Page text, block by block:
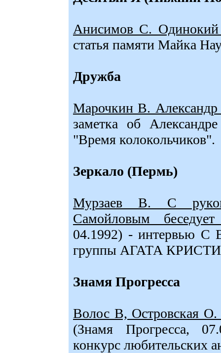
Анисимов С. Одинокий
статья памяти Майка
Дружба
Марочкин В. Александр
заметка об
"Время колокольчиков".
Зеркало (Пермь)
Мурзаев В. С
Самойловым
04.1992) - интервью С
группы АГАТА
Знамя Прогресса
Волос В, Островская О.
(Знамя Прогресса,
конкурс любительских